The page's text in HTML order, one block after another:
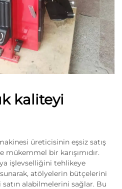
kaliteyi
üreticisinin eşsiz satış
bir karışımıdır.
işlevselliğini tehlikeye
atölyelerin bütçelerini
alabilmelerini sağlar. Bu